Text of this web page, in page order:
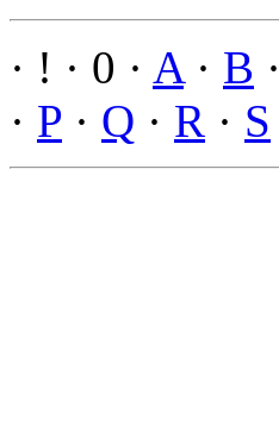
· ! · 0 · A· B ·
· P · Q · R · S